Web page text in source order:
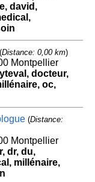
david,
Distance: 0,00 km)
Montpellier
docteur,
oc,
(Distance:
Montpellier
dr, du,
millénaire,